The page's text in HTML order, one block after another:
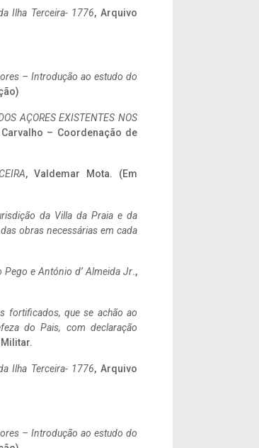
Ilha Terceira- 1776, Arquivo
– Introdução ao estudo do
AÇORES EXISTENTES NOS
– Coordenação de
, Valdemar Mota. (Em
da Villa da Praia e da
obras necessárias em cada
Pego e António d’ Almeida Jr.,
fortificados, que se achão ao
do Pais, com declaração
Ilha Terceira- 1776, Arquivo
– Introdução ao estudo do